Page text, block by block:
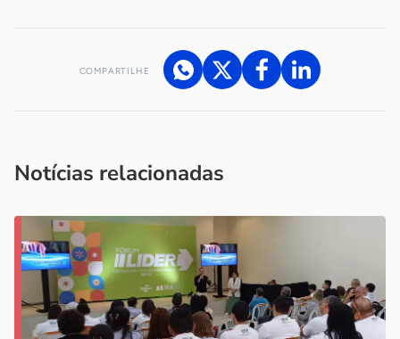
COMPARTILHE
Notícias relacionadas